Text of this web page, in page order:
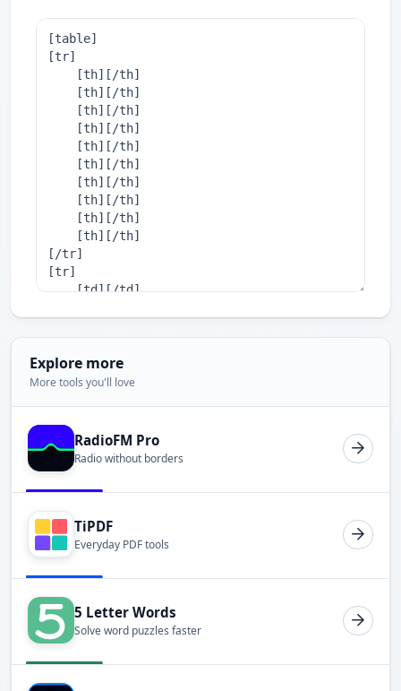
Explore more
More tools you'll love
RadioFM Pro
Radio without borders
TiPDF
Everyday PDF tools
5 Letter Words
Solve word puzzles faster